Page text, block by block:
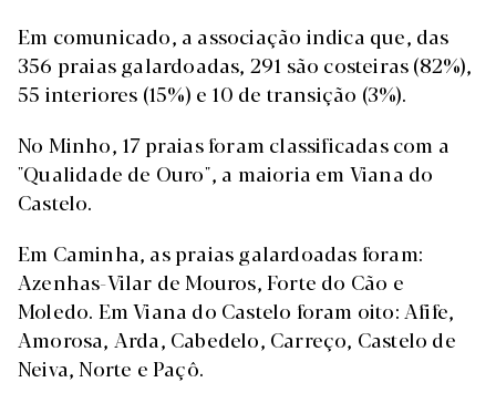
Em comunicado, a associação indica que, das
356 praias galardoadas, 291 são costeiras (82%),
55 interiores (15%) e 10 de transição (3%).
No Minho, 17 praias foram classificadas com a
"Qualidade de Ouro", a maioria em Viana do
Castelo.
Em Caminha, as praias galardoadas foram:
Azenhas-Vilar de Mouros, Forte do Cão e
Moledo. Em Viana do Castelo foram oito: Afife,
Amorosa, Arda, Cabedelo, Carreço, Castelo de
Neiva, Norte e Paçô.